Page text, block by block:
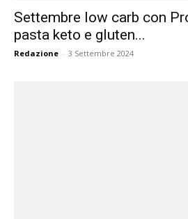
Settembre low carb con
pasta keto e gluten...
Redazione - 3 Settembre 2024